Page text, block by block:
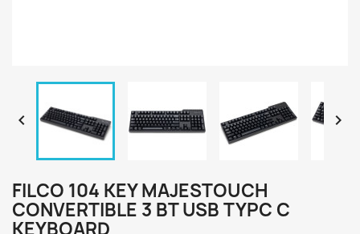
 
FILCO 104 KEY MAJESTOUCH
CONVERTIBLE 3 BT USB TYPC C
KEYBOARD